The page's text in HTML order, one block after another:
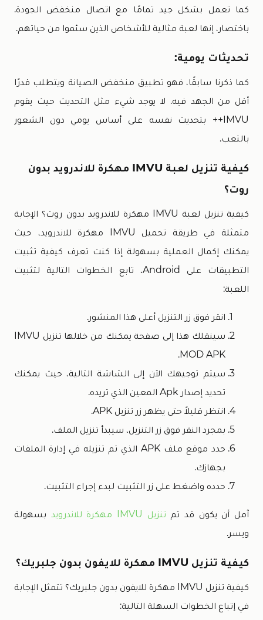
كما تعمل بشكل جيد تمامًا مع اتصال منخفض الجودة.
باختصار، إنها لعبة مثالية للأشخاص الذين سئموا من حياتهم.
تحديثات يومية:
كما ذكرنا سابقًا، فهو تطبيق منخفض الصيانة ويتطلب قدرًا
أقل من الجهد فيه. لا يوجد شيء مثل التحديث حيث يقوم
IMVU++ بتحديث نفسه على أساس يومي دون الشعور
بالتعب.
كيفية تنزيل لعبة IMVU مهكرة للاندرويد بدون
روت؟
كيفية تنزيل لعبة IMVU مهكرة للاندرويد بدون روت؟ الإجابة
متمثلة في طريقة تحميل IMVU مهكرة للاندرويد، حيث
يمكنك إكمال العملية بسهولة إذا كنت تعرف كيفية تثبيت
التطبيقات على Android، تابع الخطوات التالية لتثبيت
اللعبة:
انقر فوق زر التنزيل أعلى هذا المنشور.
سينقلك هذا إلى صفحة يمكنك من خلالها تنزيل IMVU
MOD APK.
سيتم توجيهك الآن إلى الشاشة التالية، حيث يمكنك
تحديد إصدار Apk المعين الذي تريده.
انتظر قليلاً حتى يظهر زر تنزيل APK.
بمجرد النقر فوق زر التنزيل، سيبدأ تنزيل الملف.
حدد موقع ملف APK الذي تم تنزيله في إدارة الملفات
بجهازك.
حدده واضغط على زر التثبيت لبدء إجراء التثبيت.
آمل أن يكون قد تم تنزيل IMVU مهكرة للاندرويد
بسهولة
ويسر.
كيفية تنزيل IMVU مهكرة للايفون بدون جلبريك؟
كيفية تنزيل IMVU مهكرة للايفون بدون جلبريك؟ تتمثل الإجابة
في إتباع الخطوات السهلة التالية: